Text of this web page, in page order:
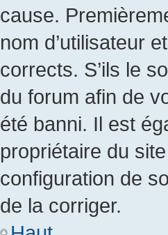
cause.
nom d’utilisateur
corrects. S’ils le
du forum afin de
été banni. Il est
propriétaire du
configuration de
de la corriger.